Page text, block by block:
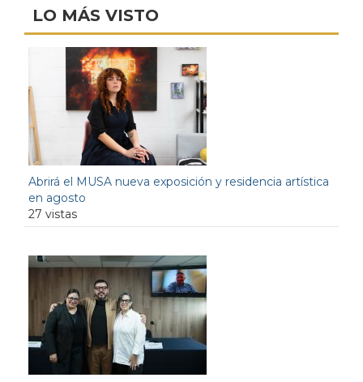
LO MÁS VISTO
Abrirá el MUSA nueva exposición y residencia artística
en agosto
27 vistas